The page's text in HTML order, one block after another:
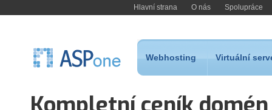
Hlavní strana O nás Spolupráce
Webhosting Virtuální